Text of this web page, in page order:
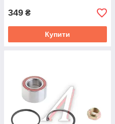
349 ₴
Купити